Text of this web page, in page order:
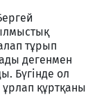
тұрып
дегенмен
Бүгінде ол
құртқаны